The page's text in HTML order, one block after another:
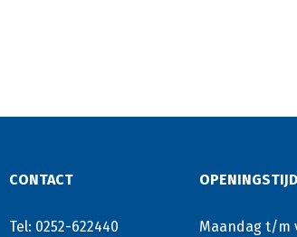
CONTACT
Tel: 0252-622440
Maandag t/m